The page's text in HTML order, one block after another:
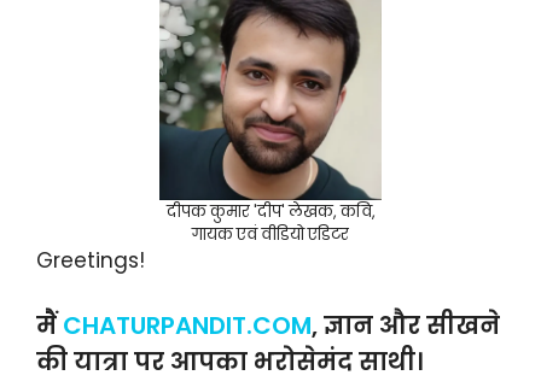
दीपक कुमार 'दीप' लेखक, कवि,
गायक एवं वीडियो एडिटर
Greetings!
मैंCHATURPANDIT.COM, ज्ञान और सीखने
की यात्रा पर आपका भरोसेमंद साथी।